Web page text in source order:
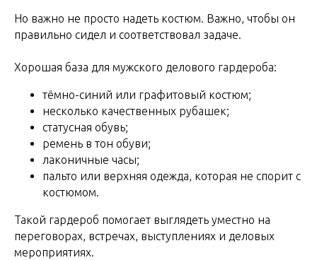
Но важно не просто надеть костюм. Важно, чтобы он
правильно сидел и соответствовал задаче.
Хорошая база для мужского делового гардероба:
тёмно-синий или графитовый костюм;
несколько качественных рубашек;
статусная обувь;
ремень в тон обуви;
лаконичные часы;
пальто или верхняя одежда, которая не спорит с
костюмом.
Такой гардероб помогает выглядеть уместно на
переговорах, встречах, выступлениях и деловых
мероприятиях.